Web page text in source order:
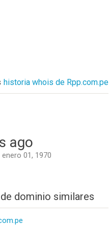
historia whois de Rpp.com.pe
ago
01, 1970
dominio similares